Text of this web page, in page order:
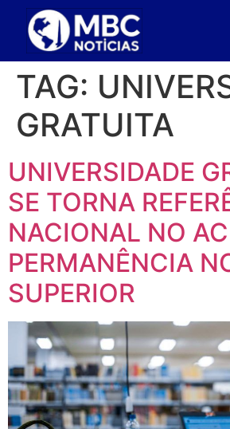
TAG:
GRATUITA
UNIVERSIDADE
SE TORNA
NACIONAL NO
PERMANÊNCIA
SUPERIOR